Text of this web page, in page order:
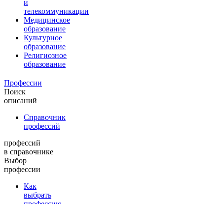
и
телекоммуникации
Медицинское
образование
Культурное
образование
Религиозное
образование
Профессии
Поиск
описаний
Справочник
профессий
профессий
в справочнике
Выбор
профессии
Как
выбрать